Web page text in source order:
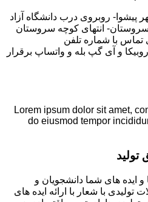
روبروی درب دانشگاه آزاد
سروستان- انتهای کوچه سروستان
تماس با شماره تلفن
و ایتا روبیکا و آی گپ بله و واتساپ برقرار
Lorem ipsum dolor sit amet,
do eiusmod tempor
و ایده های شما دانشجویان و
تولیدی با شعار با ارائه ایده های